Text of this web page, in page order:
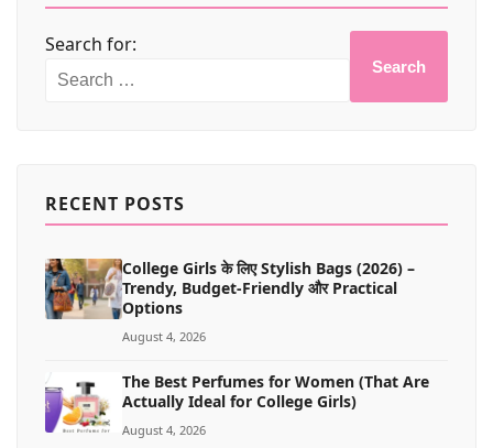
Search for:
Search
RECENT POSTS
College Girls के लिए Stylish Bags (2026) –
Trendy, Budget-Friendly और Practical
Options
August 4, 2026
The Best Perfumes for Women (That Are
Actually Ideal for College Girls)
August 4, 2026